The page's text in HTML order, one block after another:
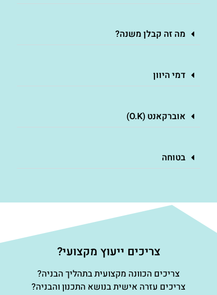
מה זה קבלן משנה?
דמי היוון
אוברקאנט (O.K)
בטוחה
צריכים ייעוץ מקצועי?
צריכים הכוונה מקצועית בתהליך הבניה?
צריכים עזרה אישית בנושא התכנון והבניה?